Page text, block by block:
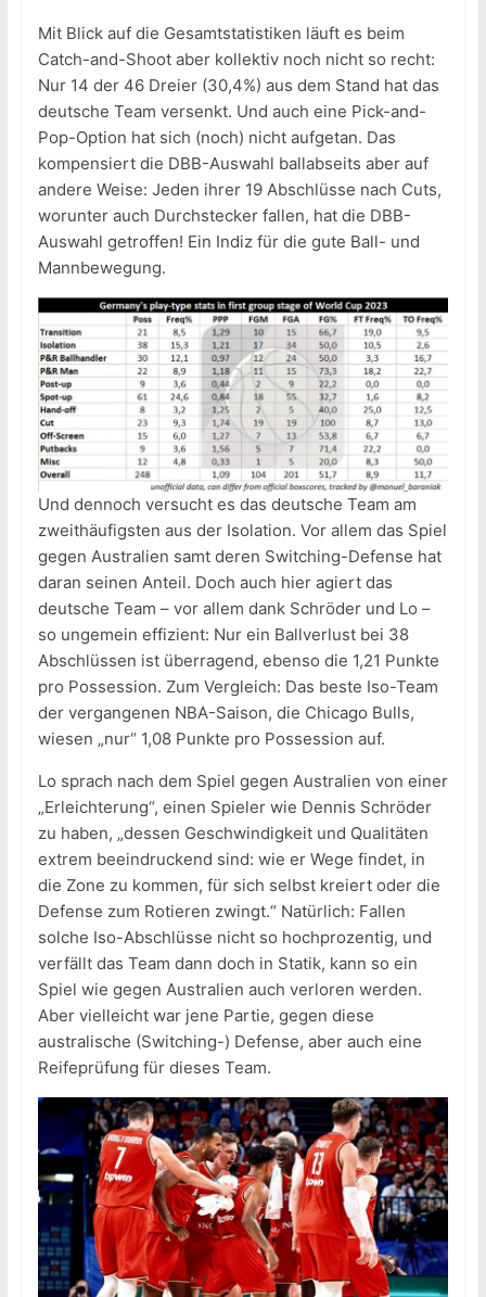
Mit Blick auf die Gesamtstatistiken läuft es beim
Catch-and-Shoot aber kollektiv noch nicht so recht:
Nur 14 der 46 Dreier (30,4%) aus dem Stand hat das
deutsche Team versenkt. Und auch eine Pick-and-
Pop-Option hat sich (noch) nicht aufgetan. Das
kompensiert die DBB-Auswahl ballabseits aber auf
andere Weise: Jeden ihrer 19 Abschlüsse nach Cuts,
worunter auch Durchstecker fallen, hat die DBB-
Auswahl getroffen! Ein Indiz für die gute Ball- und
Mannbewegung.
Und dennoch versucht es das deutsche Team am
zweithäufigsten aus der Isolation. Vor allem das Spiel
gegen Australien samt deren Switching-Defense hat
daran seinen Anteil. Doch auch hier agiert das
deutsche Team – vor allem dank Schröder und Lo –
so ungemein effizient: Nur ein Ballverlust bei 38
Abschlüssen ist überragend, ebenso die 1,21 Punkte
pro Possession. Zum Vergleich: Das beste Iso-Team
der vergangenen NBA-Saison, die Chicago Bulls,
wiesen „nur“ 1,08 Punkte pro Possession auf.
Lo sprach nach dem Spiel gegen Australien von einer
„Erleichterung“, einen Spieler wie Dennis Schröder
zu haben, „dessen Geschwindigkeit und Qualitäten
extrem beeindruckend sind: wie er Wege findet, in
die Zone zu kommen, für sich selbst kreiert oder die
Defense zum Rotieren zwingt.“ Natürlich: Fallen
solche Iso-Abschlüsse nicht so hochprozentig, und
verfällt das Team dann doch in Statik, kann so ein
Spiel wie gegen Australien auch verloren werden.
Aber vielleicht war jene Partie, gegen diese
australische (Switching-) Defense, aber auch eine
Reifeprüfung für dieses Team.